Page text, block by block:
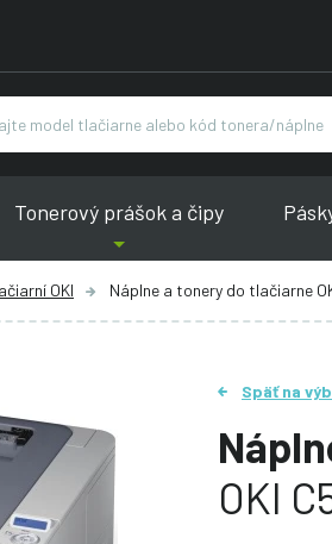
Tonerový prášok a čipy
OKI Náplne a tonery do tlačiarne
Späť na
OKI